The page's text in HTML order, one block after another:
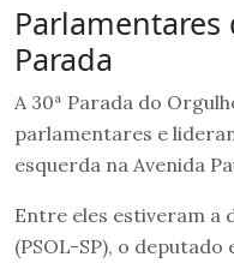
Parada
A 30ª Parada do
parlamentares e
esquerda na Avenida
Entre eles estiveram a
(PSOL-SP), o deputado